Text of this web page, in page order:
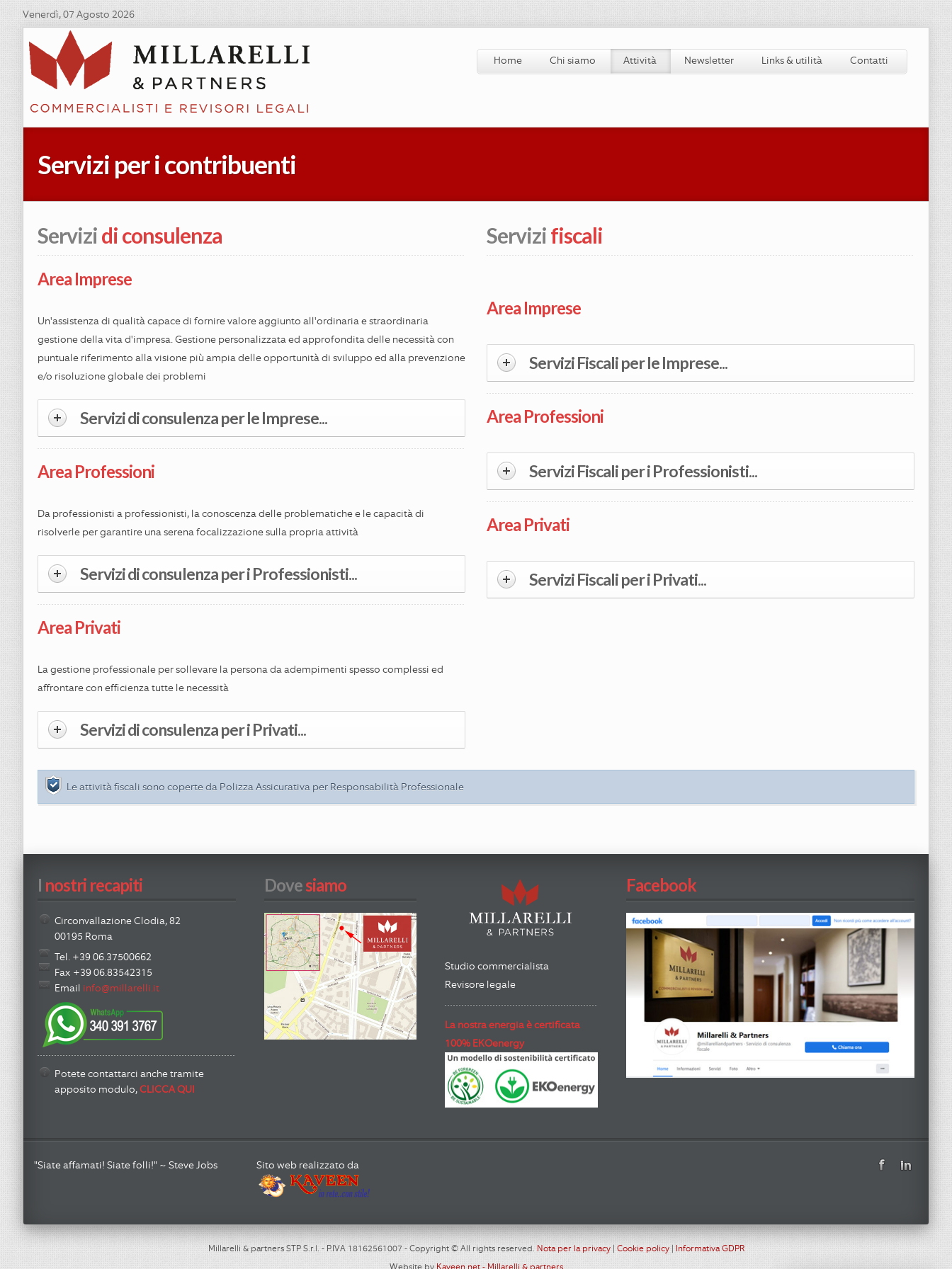
Venerdì, 07 Agosto 2026
Home Chi siamo Attività Newsletter Links & utilità Contatti
Servizi per i contribuenti
Servizidi consulenza
Area Imprese
Un'assistenza di qualità capace di fornire valore aggiunto all'ordinaria e straordinaria
gestione della vita d'impresa. Gestione personalizzata ed approfondita delle necessità con
puntuale riferimento alla visione più ampia delle opportunità di sviluppo ed alla prevenzione
e/o risoluzione globale dei problemi
Servizi di consulenza per le Imprese...
Area Professioni
Da professionisti a professionisti, la conoscenza delle problematiche e le capacità di
risolverle per garantire una serena focalizzazione sulla propria attività
Servizi di consulenza per i Professionisti...
Area Privati
La gestione professionale per sollevare la persona da adempimenti spesso complessi ed
affrontare con efficienza tutte le necessità
Servizi di consulenza per i Privati...
Servizifiscali
Area Imprese
Servizi Fiscali per le Imprese...
Area Professioni
Servizi Fiscali per i Professionisti...
Area Privati
Servizi Fiscali per i Privati...
Le attività fiscali sono coperte da Polizza Assicurativa per Responsabilità Professionale
I nostri recapiti
Circonvallazione Clodia, 82
00195 Roma
Tel. +39 06.37500662
Fax +39 06.83542315
Email info@millarelli.it
Potete contattarci anche tramite
apposito modulo,CLICCA QUI
Dove siamo
Studio commercialista
Revisore legale
La nostra energia è certificata
100% EKOenergy
Facebook
"Siate affamati! Siate folli!" ~ Steve Jobs Sito web realizzato da
Millarelli & partners STP S.r.l. - P.IVA 18162561007 - Copyright © All rights reserved. Nota per la privacy| Cookie policy| Informativa GDPR